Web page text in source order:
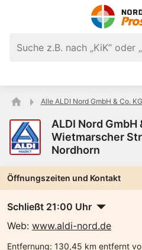
Alle ALDI Nord GmbH & Co.
ALDI Nord GmbH
Wietmarscher
Nordhorn
Öffnungszeiten und Kontakt
Schließt 21:00 Uhr
Web: www.aldi-nord.de
Entfernung: 130,45 km entfernt